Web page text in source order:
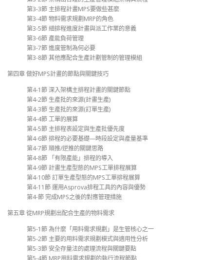
第3-3節 主排程計畫MPS要做些甚麼
第3-4節 物料需求規劃MRP的角色
第3-5節 細排程進度計畫與派工作業的意義
第3-6節 產能負荷管理
第3-7節 進度管制為何必要
第3-8節 其他應配合生產計劃管制的管理模組
第四章 做好MPS計畫的節點與關鍵技巧
第4-1節 深入架構主排程計畫的關鍵節點
第4-2節 生產批的來源(計畫生產)
第4-3節 生產批的來源(訂單生產)
第4-4節 工單的展算
第4-5節 主排程表設定與生產批優先度
第4-6節 排程的必要基礎—時段設定與產量基準
第4-7節 順推/逆推的關鍵思路
第4-8節 「有限產能」排程的導入
第4-9節 計畫生產型態的MPS工單排程展算
第4-10節 訂單生產型態的MPS工單排程展算
第4-11節 運用Asprova排程工具的內容與優勢
第4-節 完成MPS之後的對應管理措施
第五章 從MRP規劃出配合生產的物料需求
第5-1節 為什麼「用料需求規劃」是生管核心之一
第5-2節 主要的用料需求規劃模式與適用性分析
第5-3節 安全存量法的處理流程與關鍵要點